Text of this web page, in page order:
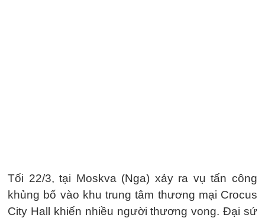
Tối 22/3, tại Moskva (Nga) xảy ra vụ tấn công
khủng bố vào khu trung tâm thương mại Crocus
City Hall khiến nhiều người thương vong. Đại sứ